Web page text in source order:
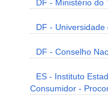
DF - Ministério do
DF -
DF - Conselho
ES - Instituto
Consumidor -